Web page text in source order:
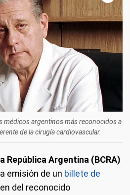
médicos argentinos más reconocidos a
de la cirugía cardiovascular.
República Argentina (BCRA)
emisión de un billete de
del reconocido